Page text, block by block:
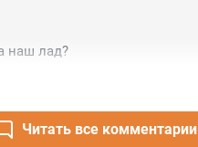
наш лад?
Читать все комментарии